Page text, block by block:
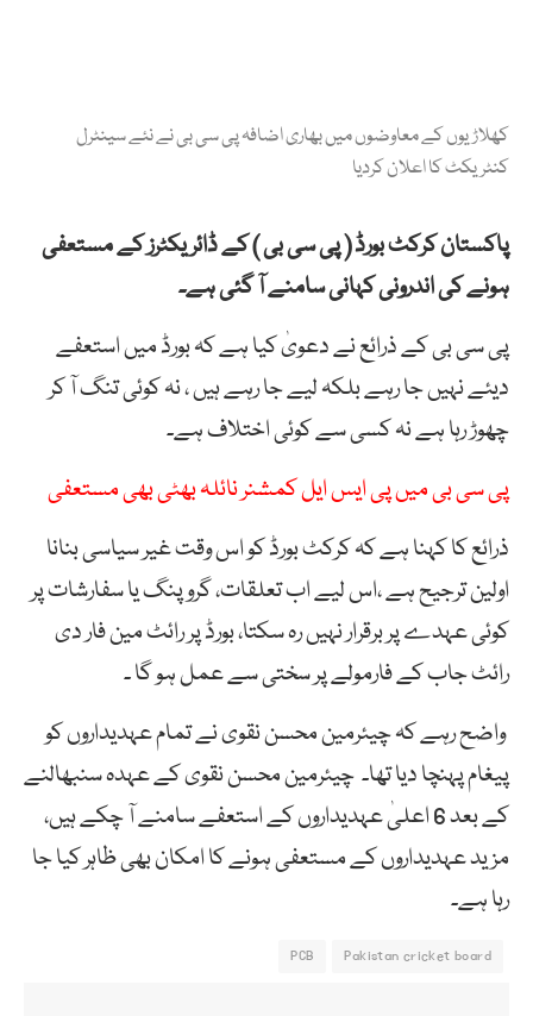
کھلاڑیوں کے معاوضوں میں بھاری اضافہ پی سی بی نے نئے سینٹرل
کنٹریکٹ کا اعلان کردیا
پاکستان کرکٹ بورڈ ( پی سی بی ) کے ڈائریکٹرز کے مستعفی
ہونے کی اندرونی کہانی سامنے آ گئی ہے۔
پی سی بی کے ذرائع نے دعویٰ کیا ہے کہ بورڈ میں استعفے
دیئے نہیں جا رہے بلکہ لیے جا رہے ہیں ، نہ کوئی تنگ آ کر
چھوڑ رہا ہے نہ کسی سے کوئی اختلاف ہے۔
پی سی بی میں پی ایس ایل کمشنر نائلہ بھٹی بھی مستعفی
ذرائع کا کہنا ہے کہ کرکٹ بورڈ کو اس وقت غیر سیاسی بنانا
اولین ترجیح ہے ،اس لیے اب تعلقات، گروپنگ یا سفارشات پر
کوئی عہدے پر برقرار نہیں رہ سکتا، بورڈ پر رائٹ مین فار دی
رائٹ جاب کے فارمولے پر سختی سے عمل ہو گا ۔
واضح رہے کہ چیئرمین محسن نقوی نے تمام عہدیداروں کو
پیغام پہنچا دیا تھا۔ چیئرمین محسن نقوی کے عہدہ سنبھالنے
کے بعد 6 اعلیٰ عہدیداروں کے استعفے سامنے آ چکے ہیں،
مزید عہدیداروں کے مستعفی ہونے کا امکان بھی ظاہر کیا جا
رہا ہے۔
Pakistan cricket board
PCB